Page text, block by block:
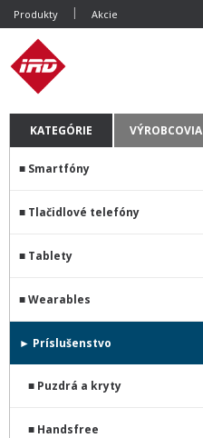
Produkty Akcie
KATEGÓRIE VÝROBCOVIA
Smartfóny
Tlačidlové telefóny
Tablety
Wearables
Príslušenstvo
Puzdrá a kryty
Handsfree